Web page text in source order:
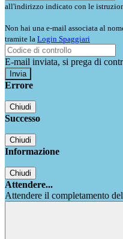
all'indirizzo indicato con le
Non hai una e-mail associata al
tramite la Login Spaggiari
E-mail inviata, si prega di
Errore
Chiudi
Successo
Chiudi
Informazione
Chiudi
Attendere...
Attendere il completamento